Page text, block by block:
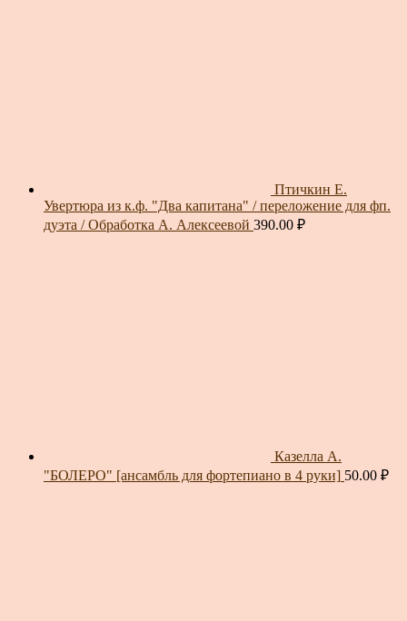
Птичкин Е.
Увертюра из к.ф. "Два капитана" / переложение для фп.
дуэта / Обработка А. Алексеевой 390.00 ₽
Казелла А.
"БОЛЕРО" [ансамбль для фортепиано в 4 руки] 50.00 ₽